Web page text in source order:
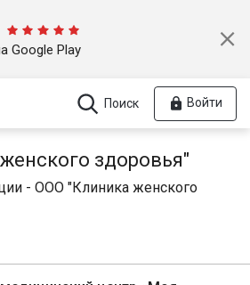
Google Play
Поиск Войти
здоровья"